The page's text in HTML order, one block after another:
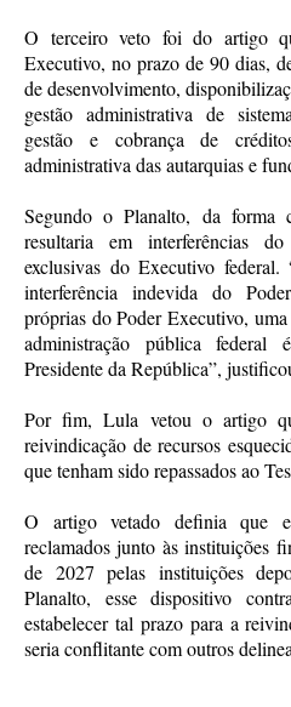
O terceiro veto foi do artigo
Executivo, no prazo de 90 dias,
de desenvolvimento,
gestão administrativa de
gestão e cobrança de
administrativa das autarquias e
Segundo o Planalto, da forma
resultaria em interferências
exclusivas do Executivo federal.
interferência indevida do
próprias do Poder Executivo,
administração pública federal
Presidente da República”,
Por fim, Lula vetou o artigo
reivindicação de recursos
que tenham sido repassados ao
O artigo vetado definia que
reclamados junto às instituições
de 2027 pelas instituições
Planalto, esse dispositivo
estabelecer tal prazo para a
seria conflitante com outros